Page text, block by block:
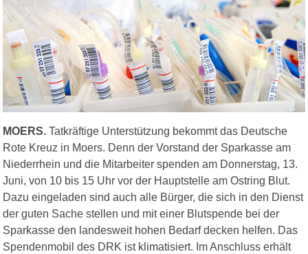
MOERS. Tatkräftige Unterstützung bekommt das Deutsche
Rote Kreuz in Moers. Denn der Vorstand der Sparkasse am
Niederrhein und die Mitarbeiter spenden am Donnerstag, 13.
Juni, von 10 bis 15 Uhr vor der Hauptstelle am Ostring Blut.
Dazu eingeladen sind auch alle Bürger, die sich in den Dienst
der guten Sache stellen und mit einer Blutspende bei der
Sparkasse den landesweit hohen Bedarf decken helfen. Das
Spendenmobil des DRK ist klimatisiert. Im Anschluss erhält